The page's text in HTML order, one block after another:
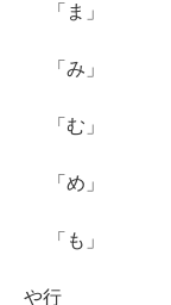
「ま」
「み」
「む」
「め」
「も」
や行